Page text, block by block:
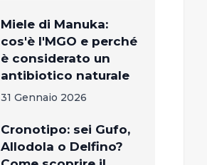
Miele di Manuka:
cos'è l'MGO e perché
è considerato un
antibiotico naturale
31 Gennaio 2026
Cronotipo: sei Gufo,
Allodola o Delfino?